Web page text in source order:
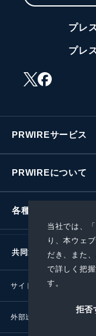
当社では、「
り、本ウェ
だき、また
で詳しく把
す。
拒否
プレ
プレ
PRWIREサービス
PRWIREについて
各種お問い合わせ
共同通信社グループ
サイトポリシー
外部送信ポリシー